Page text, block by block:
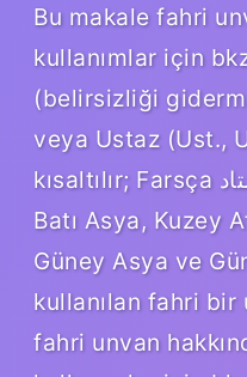
Bu makale fahri
kullanımlar için
(belirsizliği
veya Ustaz (Ust.,
kısaltılır; Farsça استاد ustād’dan gelir)
Batı Asya, Kuzey
Güney Asya ve
kullanılan fahri bir
fahri unvan